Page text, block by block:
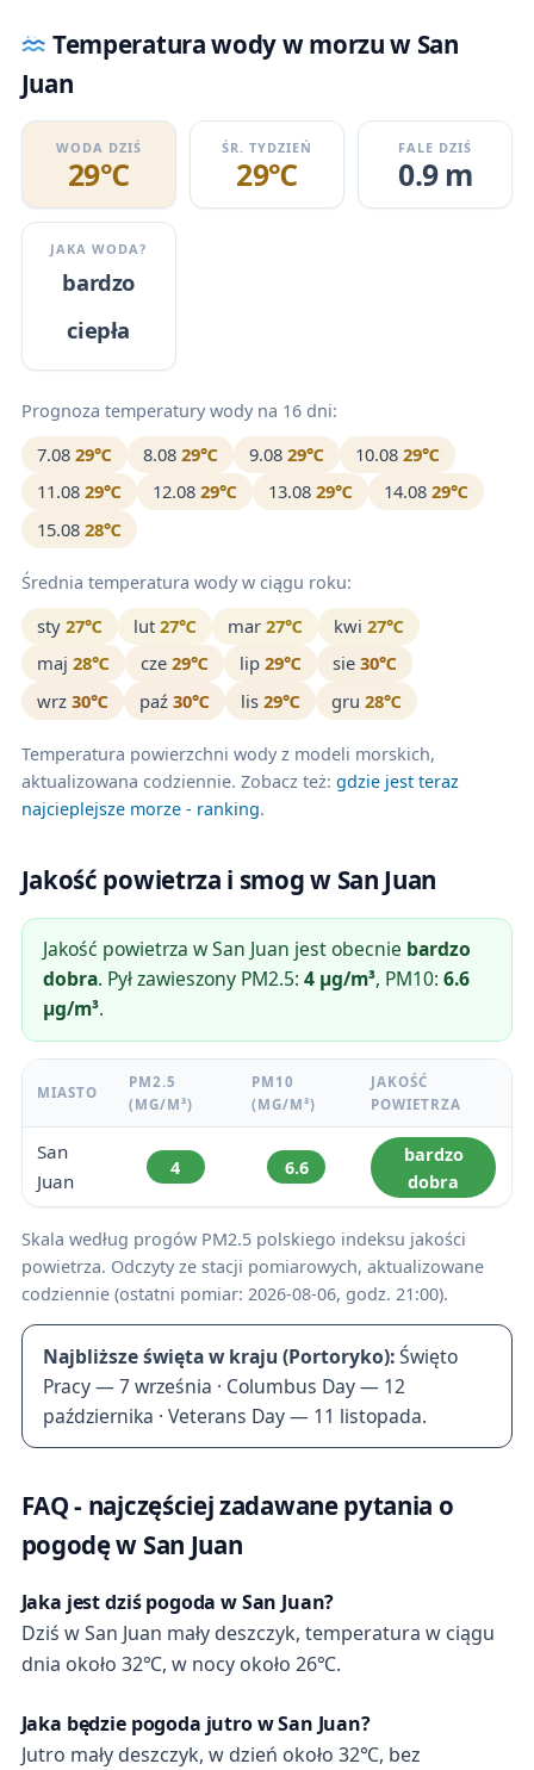
Temperatura wody w morzu w San
Juan
WODA DZIŚ
29℃
ŚR. TYDZIEŃ
29℃
FALE DZIŚ
0.9 m
JAKA WODA?
bardzo
ciepła
Prognoza temperatury wody na 16 dni:
7.08 29℃ 8.08 29℃ 9.08 29℃ 10.08 29℃
11.08 29℃ 12.08 29℃ 13.08 29℃ 14.08 29℃
15.08 28℃
Średnia temperatura wody w ciągu roku:
sty 27℃ lut 27℃ mar 27℃ kwi 27℃
maj 28℃ cze 29℃ lip 29℃ sie 30℃
wrz 30℃ paź 30℃ lis 29℃ gru 28℃
Temperatura powierzchni wody z modeli morskich,
aktualizowana codziennie. Zobacz też: gdzie jest teraz
najcieplejsze morze - ranking.
Jakość powietrza i smog w San Juan
Jakość powietrza w San Juan jest obecnie bardzo
dobra. Pył zawieszony PM2.5:4 µg/m³, PM10:6.6
µg/m³.
MIASTO
PM2.5
(ΜG/M³)
PM10
(ΜG/M³)
JAKOŚĆ
POWIETRZA
San
Juan
4 6.6
bardzo
dobra
Skala według progów PM2.5 polskiego indeksu jakości
powietrza. Odczyty ze stacji pomiarowych, aktualizowane
codziennie (ostatni pomiar: 2026-08-06, godz. 21:00).
Najbliższe święta w kraju (Portoryko):Święto
Pracy — 7 września · Columbus Day — 12
października · Veterans Day — 11 listopada.
FAQ - najczęściej zadawane pytania o
pogodę w San Juan
Jaka jest dziś pogoda w San Juan?
Dziś w San Juan mały deszczyk, temperatura w ciągu
dnia około 32℃, w nocy około 26℃.
Jaka będzie pogoda jutro w San Juan?
Jutro mały deszczyk, w dzień około 32℃, bez